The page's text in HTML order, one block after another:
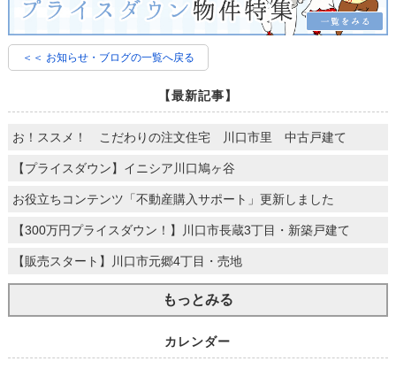
＜＜ お知らせ・ブログの一覧へ戻る
【最新記事】
お！ススメ！ こだわりの注文住宅 川口市里 中古戸建て
【プライスダウン】イニシア川口鳩ヶ谷
お役立ちコンテンツ「不動産購入サポート」更新しました
【300万円プライスダウン！】川口市長蔵3丁目・新築戸建て
【販売スタート】川口市元郷4丁目・売地
もっとみる
カレンダー